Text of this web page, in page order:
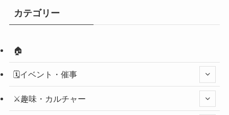
カテゴリー
🏠
🗓️イベント・催事
⚔️趣味・カルチャー